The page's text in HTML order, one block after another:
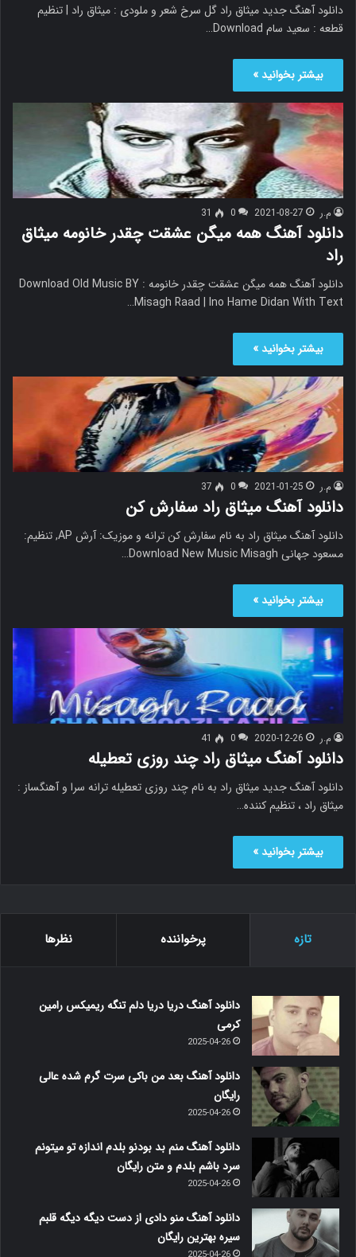
دانلود آهنگ جدید میثاق راد گل سرخ شعر و ملودی : میثاق راد | تنظیم
قطعه : سعید سام Download…
بیشتر بخوانید »
م.ر 2021-08-27
0
31
دانلود آهنگ همه میگن عشقت چقدر خانومه میثاق
راد
دانلود آهنگ همه میگن عشقت چقدر خانومه Download Old Music BY :
Misagh Raad | Ino Hame Didan With Text…
بیشتر بخوانید »
م.ر 2021-01-25
0
37
دانلود آهنگ میثاق راد سفارش کن
دانلود آهنگ میثاق راد به نام سفارش کن ترانه و موزیک: آرش AP, تنظیم:
مسعود جهانی Download New Music Misagh…
بیشتر بخوانید »
م.ر 2020-12-26
0
41
دانلود آهنگ میثاق راد چند روزی تعطیله
دانلود آهنگ جدید میثاق راد به نام چند روزی تعطیله ترانه سرا و آهنگساز :
میثاق راد ، تنظیم کننده…
بیشتر بخوانید »
تازه پرخواننده نظرها
دانلود آهنگ دریا دریا دلم تنگه ریمیکس رامین
کرمی
2025-04-26
دانلود آهنگ بعد من باکی سرت گرم شده عالی
رایگان
2025-04-26
دانلود آهنگ منم بد بودنو بلدم اندازه تو میتونم
سرد باشم بلدم و متن رایگان
2025-04-26
دانلود آهنگ منو دادی از دست دیگه دیگه قلبم
سیره بهترین رایگان